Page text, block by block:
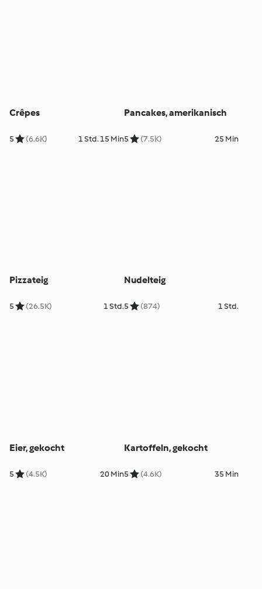
Crêpes
5 (6.6K) 1 Std. 15 Min
Pancakes, amerikanisch
5 (7.5K) 25 Min
Pizzateig
5 (26.5K) 1 Std.
Nudelteig
5 (874) 1 Std.
Eier, gekocht
5 (4.5K) 20 Min
Kartoffeln, gekocht
5 (4.6K) 35 Min